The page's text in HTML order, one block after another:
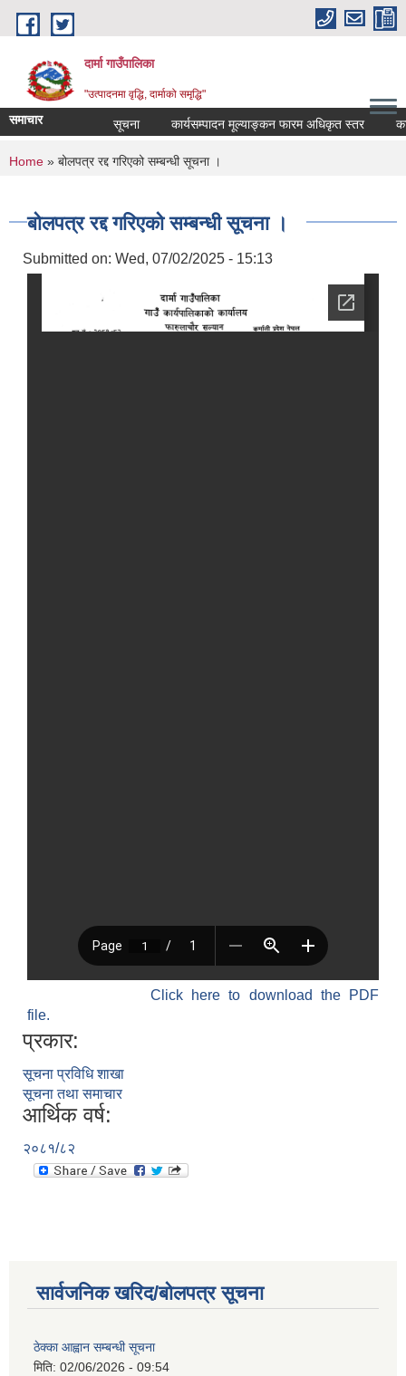
Skip to main content
दार्मा गाउँपालिका
"उत्पादनमा वृद्धि, दार्माको समृद्धि"
समाचार कार्यसम्पादन मूल्याङ्कन फारम अधिकृत स्तर
You are here
Home » बोलपत्र रद्द गरिएको सम्बन्धी सूचना ।
बोलपत्र रद्द गरिएको सम्बन्धी सूचना ।
Submitted on: Wed, 07/02/2025 - 15:13
Click here to download the PDF
file.
प्रकार:
सूचना प्रविधि शाखा
सूचना तथा समाचार
आर्थिक वर्ष:
२०८१/८२
सार्वजनिक खरिद/बोलपत्र सूचना
ठेक्का आह्वान सम्बन्धी सूचना
मिति: 02/06/2026 - 09:54